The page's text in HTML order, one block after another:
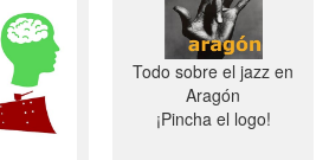
Todo sobre el jazz en
Aragón
¡Pincha el logo!